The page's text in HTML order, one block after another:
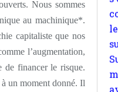
Nous sommes
au machinique*.
capitaliste que nos
l’augmentation,
de financer le risque.
un moment donné. Il